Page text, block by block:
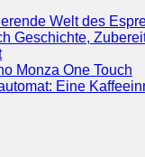
Welt des
Geschichte,
Monza One Touch
Eine